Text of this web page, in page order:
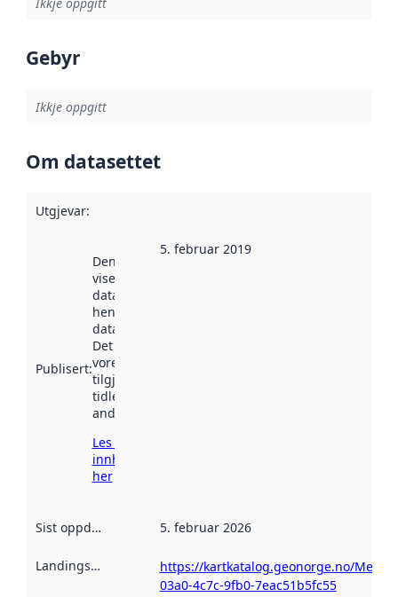
Gebyr
Ikkje oppgitt
Om datasettet
Utgjevar:
Publisert:
Denne datoen
viser når
datasettet vart
henta inn av
data.norge.no.
Det kan ha
vore
tilgjengeleg
tidlegare
andre stader.
Les meir om
innhenting
her
5. februar 2019
Sist oppdatert 5. februar 2026
Landingsside
https://kartkatalog.geonorge.no/
03a0-4c7c-9fb0-7eac51b5fc55